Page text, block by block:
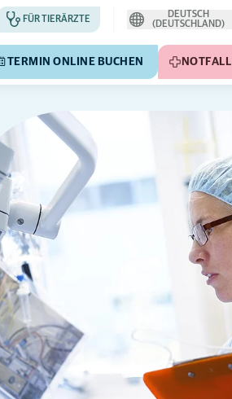
FÜR TIERÄRZTE
DEUTSCH
(DEUTSCHLAND)
TERMIN ONLINE BUCHEN NOTFALL